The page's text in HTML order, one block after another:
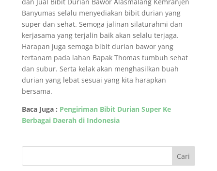
Banyumas selalu menyediakan bibit durian yang
super dan sehat. Semoga jalinan silaturahmi dan
kerjasama yang terjalin baik akan selalu terjaga.
Harapan juga semoga bibit durian bawor yang
tertanam pada lahan Bapak Thomas tumbuh sehat
dan subur. Serta kelak akan menghasilkan buah
durian yang lebat sesuai yang kita harapkan
bersama.
Baca Juga : Pengiriman Bibit Durian Super Ke
Berbagai Daerah di Indonesia